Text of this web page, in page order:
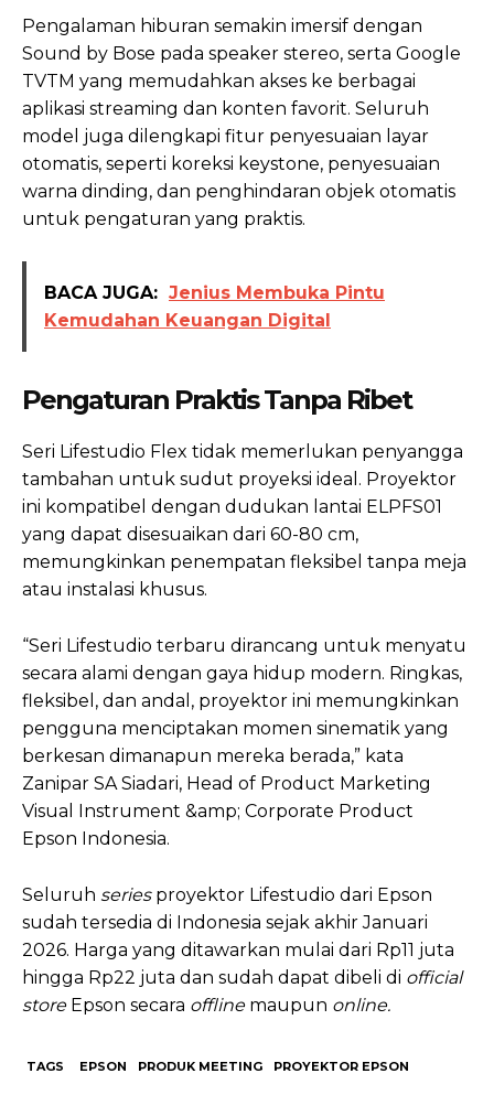
Pengalaman hiburan semakin imersif dengan
Sound by Bose pada speaker stereo, serta Google
TVTM yang memudahkan akses ke berbagai
aplikasi streaming dan konten favorit. Seluruh
model juga dilengkapi fitur penyesuaian layar
otomatis, seperti koreksi keystone, penyesuaian
warna dinding, dan penghindaran objek otomatis
untuk pengaturan yang praktis.
BACA JUGA: Jenius Membuka Pintu
Kemudahan Keuangan Digital
Pengaturan Praktis Tanpa Ribet
Seri Lifestudio Flex tidak memerlukan penyangga
tambahan untuk sudut proyeksi ideal. Proyektor
ini kompatibel dengan dudukan lantai ELPFS01
yang dapat disesuaikan dari 60-80 cm,
memungkinkan penempatan fleksibel tanpa meja
atau instalasi khusus.
“Seri Lifestudio terbaru dirancang untuk menyatu
secara alami dengan gaya hidup modern. Ringkas,
fleksibel, dan andal, proyektor ini memungkinkan
pengguna menciptakan momen sinematik yang
berkesan dimanapun mereka berada,” kata
Zanipar SA Siadari, Head of Product Marketing
Visual Instrument &amp; Corporate Product
Epson Indonesia.
Seluruh series proyektor Lifestudio dari Epson
sudah tersedia di Indonesia sejak akhir Januari
2026. Harga yang ditawarkan mulai dari Rp11 juta
hingga Rp22 juta dan sudah dapat dibeli di official
store Epson secara offline maupun online.
TAGS EPSON PRODUK MEETING PROYEKTOR EPSON